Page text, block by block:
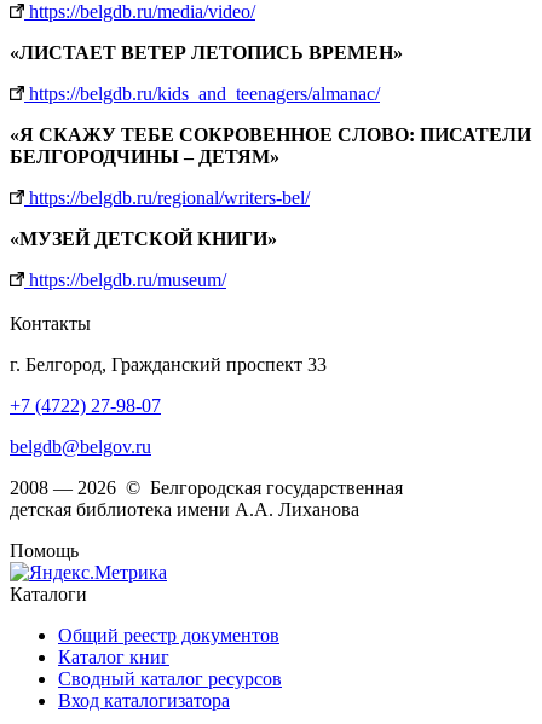
https://belgdb.ru/media/video/
«ЛИСТАЕТ ВЕТЕР ЛЕТОПИСЬ ВРЕМЕН»
https://belgdb.ru/kids_and_teenagers/almanac/
«Я СКАЖУ ТЕБЕ СОКРОВЕННОЕ СЛОВО: ПИСАТЕЛИ
БЕЛГОРОДЧИНЫ – ДЕТЯМ»
https://belgdb.ru/regional/writers-bel/
«МУЗЕЙ ДЕТСКОЙ КНИГИ»
https://belgdb.ru/museum/
Контакты
г. Белгород, Гражданский проспект 33
+7 (4722) 27-98-07
belgdb@belgov.ru
2008 — 2026 © Белгородская государственная
детская библиотека имени А.А. Лиханова
Помощь
Каталоги
Общий реестр документов
Каталог книг
Сводный каталог ресурсов
Вход каталогизатора